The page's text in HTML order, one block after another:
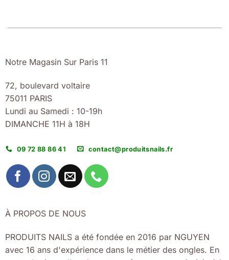
Notre Magasin Sur Paris 11
72, boulevard voltaire
75011 PARIS
Lundi au Samedi : 10-19h
DIMANCHE 11H à 18H
09 72 88 86 41 contact@produitsnails.fr
À PROPOS DE NOUS
PRODUITS NAILS a été fondée en 2016 par NGUYEN
avec 16 ans d'expérience dans le métier des ongles. En